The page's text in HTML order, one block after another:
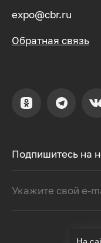
Подпишитесь на
expo@cbr.ru
Обратная связь